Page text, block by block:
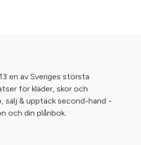
en av Sveriges största
för kläder, skor och
sälj & upptäck second-hand -
och din plånbok.